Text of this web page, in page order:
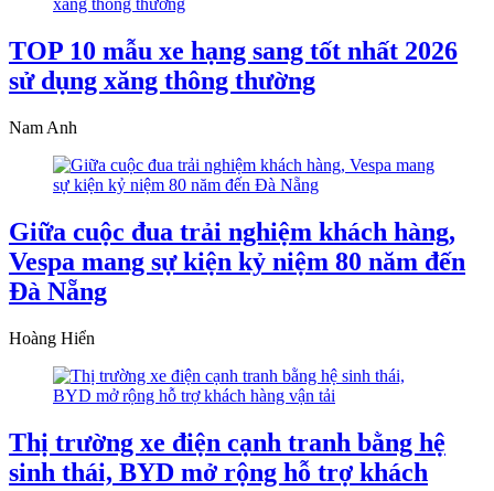
TOP 10 mẫu xe hạng sang tốt nhất 2026
sử dụng xăng thông thường
Nam Anh
Giữa cuộc đua trải nghiệm khách hàng,
Vespa mang sự kiện kỷ niệm 80 năm đến
Đà Nẵng
Hoàng Hiển
Thị trường xe điện cạnh tranh bằng hệ
sinh thái, BYD mở rộng hỗ trợ khách